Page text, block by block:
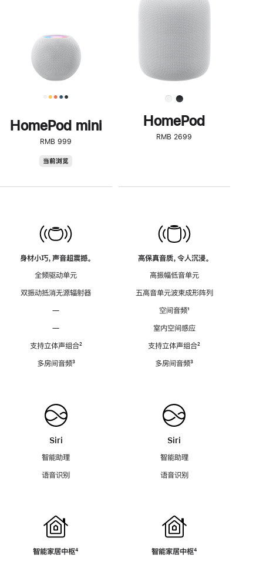
HomePod mini
RMB 999
当前浏览
身材小巧，声音超震撼。
全频驱动单元
双振动抵消无源辐射器
—
—
支持立体声组合脚
²
多房间音频脚
³
Siri
智能助理
语音识别
智能家居中枢脚
⁴
了
解
HomePod<
HomePod
RMB 2699
高保真音质，令人沉浸。
高振幅低音单元
五高音单元波束成形阵列
空间音频脚
¹
室内空间感应
支持立体声组合脚
²
多房间音频脚
³
Siri
智能助理
语音识别
智能家居中枢脚
⁴